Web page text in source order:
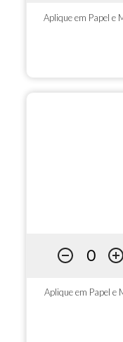
Aplique em Papel e
Aplique em Papel e